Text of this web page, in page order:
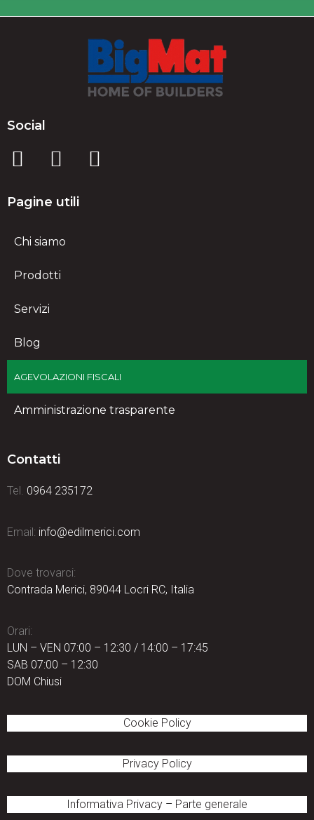
Social
Pagine utili
Chi siamo
Prodotti
Servizi
Blog
AGEVOLAZIONI FISCALI
Amministrazione trasparente
Contatti
Tel. 0964 235172
Email: info@edilmerici.com
Dove trovarci:
Contrada Merici, 89044 Locri RC, Italia
Orari:
LUN – VEN 07:00 – 12:30 / 14:00 – 17:45
SAB 07:00 – 12:30
DOM Chiusi
Cookie Policy
Privacy Policy
Informativa Privacy – Parte generale